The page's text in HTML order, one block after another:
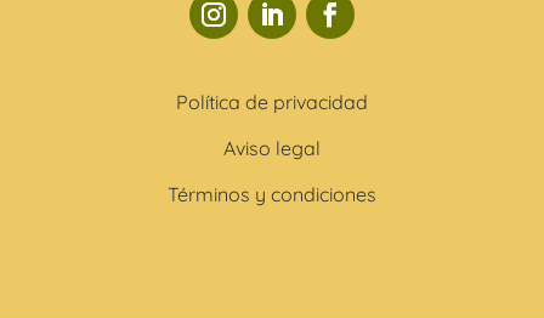
Política de privacidad
Aviso legal
Términos y condiciones